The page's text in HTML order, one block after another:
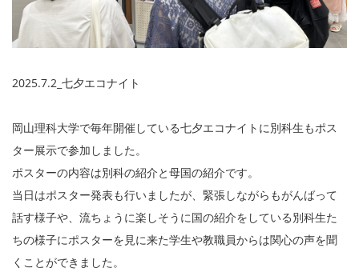
2025.7.2_七夕エコナイト
岡山理科大学で毎年開催している七夕エコナイトに別科生もポス
ター展示で参加しました。
ポスターの内容は別科の紹介と母国の紹介です。
当日はポスター発表も行いましたが、緊張しながらもがんばって
話す様子や、流ちょうに楽しそうに国の紹介をしている別科生た
ちの様子にポスターを見に来た学生や教職員からは関心の声を聞
くことができました。